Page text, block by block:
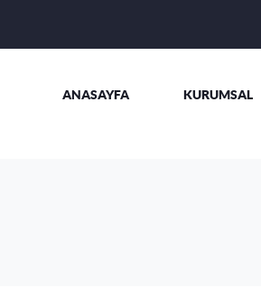
ANASAYFA KURUMSAL